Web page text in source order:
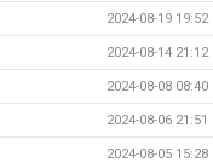
2024-08-19 19:52
2024-08-14 21:12
2024-08-08 08:40
2024-08-06 21:51
2024-08-05 15:28